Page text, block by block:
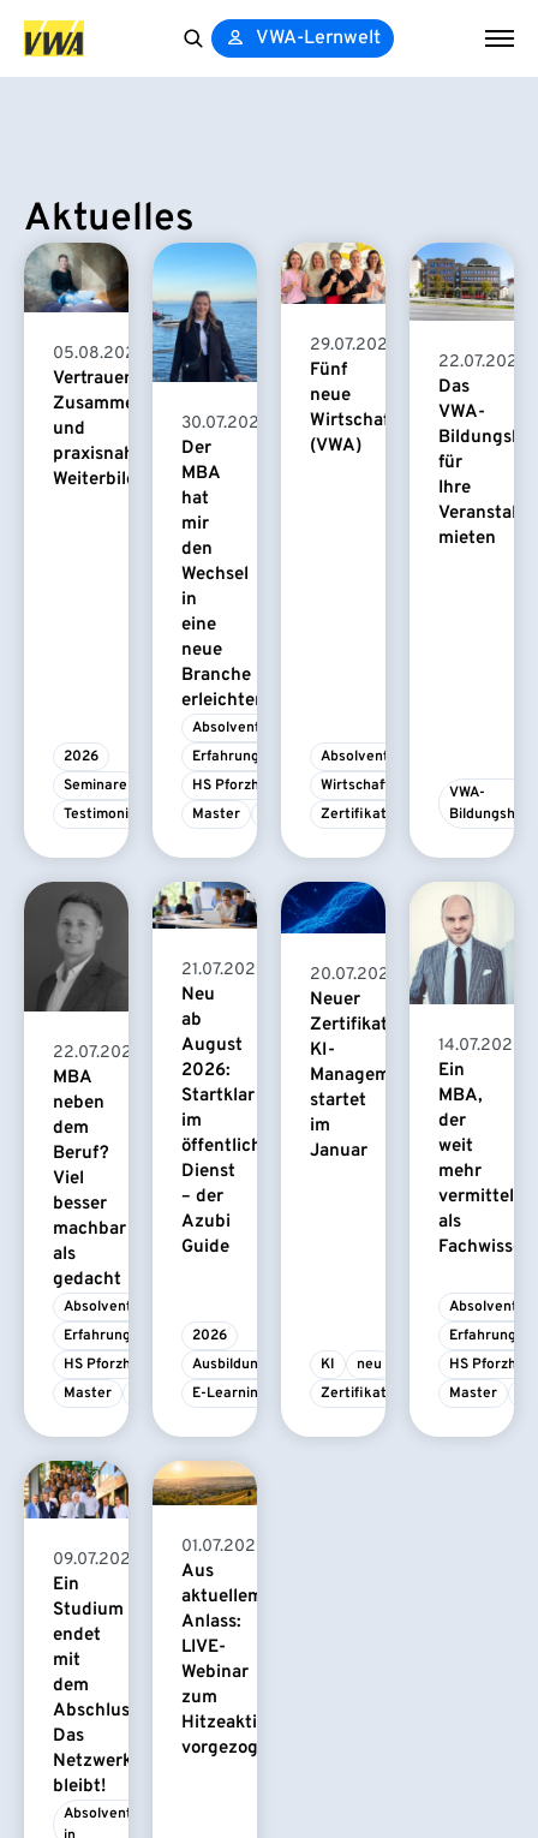
VWA-Lernwelt
Aktuelles
05.08.2026
Vertrauensvolle
Zusammenarbeit
und
praxisnahe
Weiterbildung
2026
Seminare
Testimonial
30.07.2026
Der
MBA
hat
mir
den
Wechsel
in
eine
neue
Branche
erleichtert
Absolvent/-in
Erfahrungsbericht
HS Pforzheim
Master
29.07.2026
Fünf
neue
Wirtschaftspsychologinnen
(VWA)
Absolvent/-in
Wirtschaftspsychologie
Zertifikatskurs
22.07.2026
Das
VWA-
für
Ihre
mieten
VWA-
Bildungshaus
22.07.2026
MBA
neben
dem
Beruf?
Viel
besser
machbar
als
gedacht
Absolvent/-in
Erfahrungsbericht
HS Pforzheim
Master
21.07.2026
Neu
ab
August
2026:
Startklar
im
öffentlichen
Dienst
– der
Azubi
Guide
2026
Ausbildung
E-Learning
20.07.2026
Neuer
Zertifikatskurs
KI-
Management
startet
im
Januar
KI
neu
Zertifikatskurs
14.07.2026
Ein
MBA,
der
weit
mehr
vermittelt
als
Fachwissen
Absolvent/-
HS
Master
09.07.2026
Ein
Studium
endet
mit
dem
Abschluss.
Das
Netzwerk
bleibt!
Absolvent/-
01.07.2026
Aus
aktuellem
Anlass:
LIVE-
Webinar
zum
Hitzeaktionsplan
vorgezogen